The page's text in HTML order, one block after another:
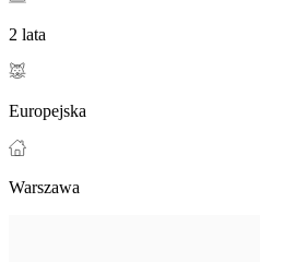
2 lata
Europejska
Warszawa